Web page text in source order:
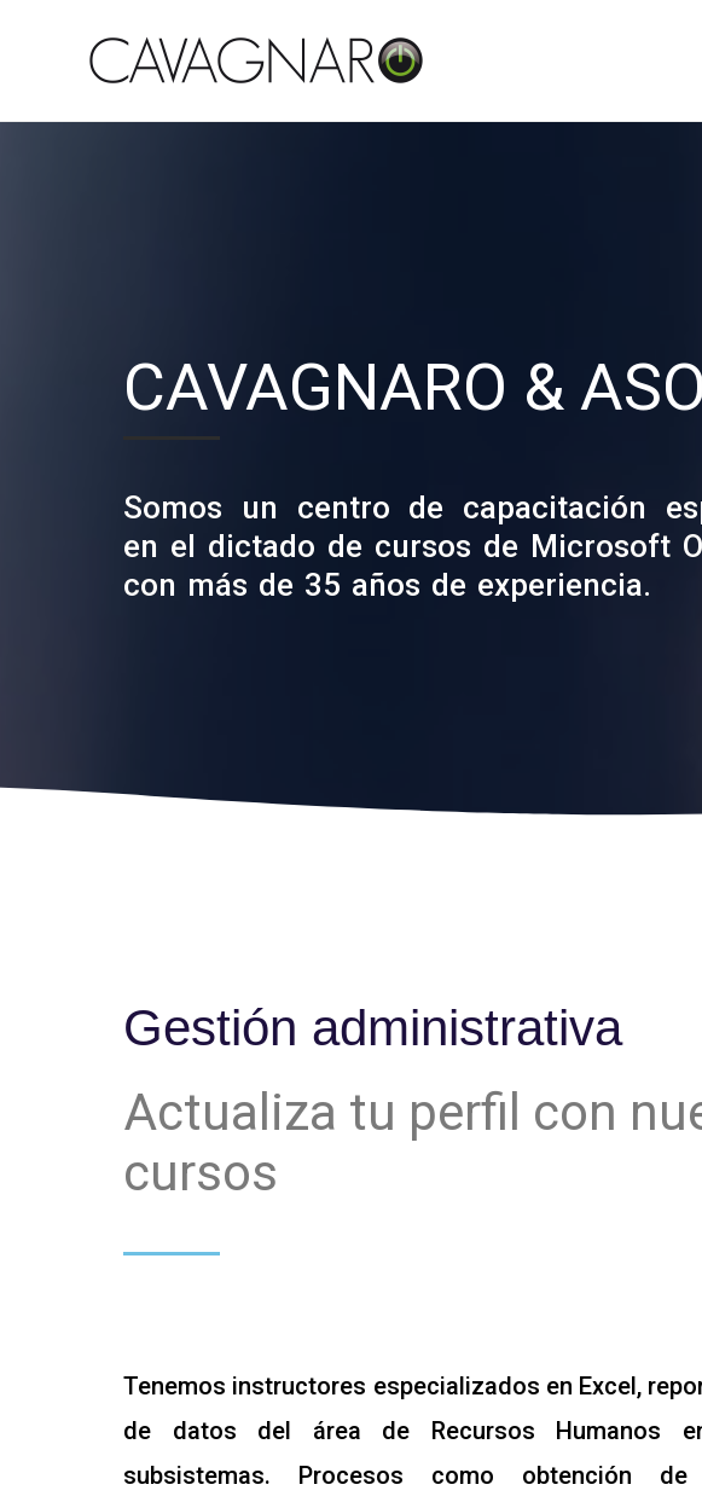
CAVAGNARO &
Somos un centro de capacitación
en el dictado de cursos de Microsoft
con más de 35 años de experiencia.
Gestión administrativa
Actualiza tu perfil con
cursos
Tenemos instructores especializados en Excel,
de datos del área de Recursos Humanos
subsistemas. Procesos como obtención de